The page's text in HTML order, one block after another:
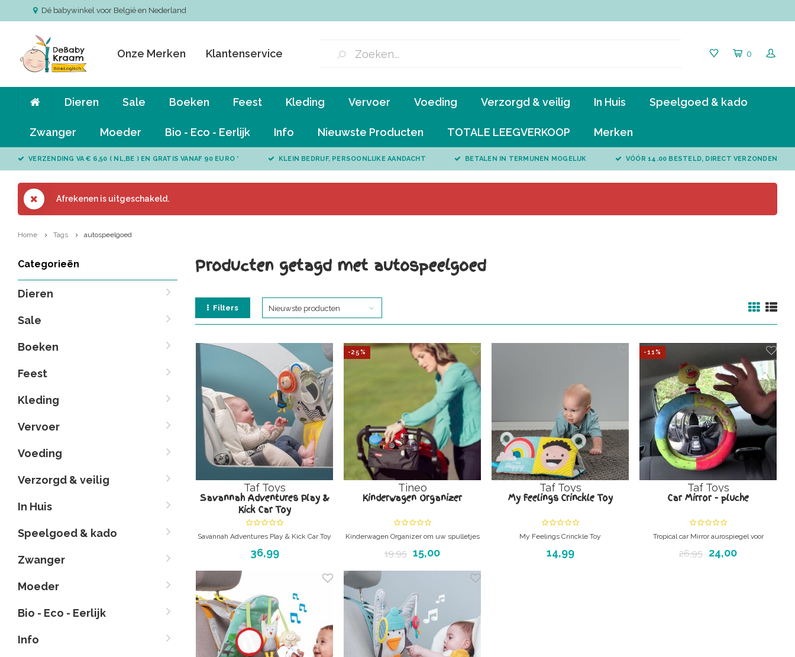
Dé babywinkel voor België en Nederland
Onze Merken Klantenservice 0
Dieren Sale Boeken Feest Kleding Vervoer Voeding Verzorgd & veilig In Huis Speelgoed & kado
Zwanger Moeder Bio - Eco - Eerlijk Info Nieuwste Producten TOTALE LEEGVERKOOP Merken
VERZENDING VA € 6,50 ( NL,BE ) EN GRATIS VANAF 90 EURO * KLEIN BEDRIJF, PERSOONLIJKE AANDACHT BETALEN IN TERMIJNEN MOGELIJK VÓÓR 14.00 BESTELD, DIRECT VERZONDEN
Afrekenen is uitgeschakeld.
Home Tags autospeelgoed
Categorieën
Dieren
Sale
Boeken
Feest
Kleding
Vervoer
Voeding
Verzorgd & veilig
In Huis
Speelgoed & kado
Zwanger
Moeder
Bio - Eco - Eerlijk
Info
Producten getagd met autospeelgoed
Filters Nieuwste producten
Taf Toys
Savannah Adventures Play &
Kick Car Toy
Savannah Adventures Play & Kick Car Toy
In-car playcenter
36,99
-25%
Tineo
Kinderwagen Organizer
Kinderwagen Organizer om uw spulletjes
overzichtelijk bij je te hebben
19,95 15,00
Taf Toys
My Feelings Crinckle Toy
My Feelings Crinckle Toy
14,99
-11%
Taf Toys
Car Mirror - pluche
Tropical car Mirror aurospiegel voor
kinderen.
Houdt uw baby in de gaten met de
26,95 24,00